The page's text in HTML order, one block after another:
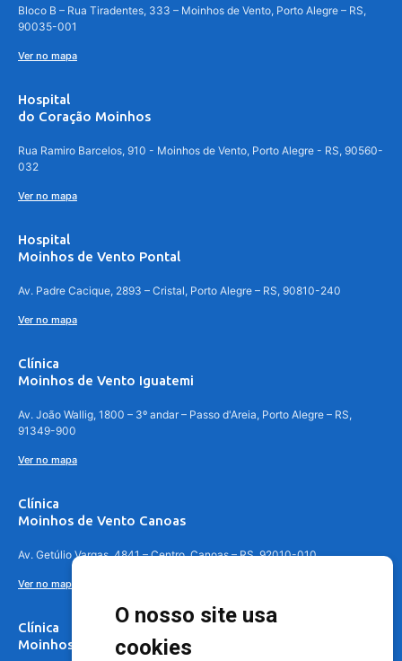
O nosso site usa
cookies
Bloco B – Rua Tiradentes, 333 – Moinhos de Vento, Porto Alegre – RS,
90035-001
Ver no mapa
Hospital
do Coração Moinhos
Rua Ramiro Barcelos, 910 - Moinhos de Vento, Porto Alegre - RS, 90560-
032
Ver no mapa
Hospital
Moinhos de Vento Pontal
Av. Padre Cacique, 2893 – Cristal, Porto Alegre – RS, 90810-240
Ver no mapa
Clínica
Moinhos de Vento Iguatemi
Av. João Wallig, 1800 – 3º andar – Passo d'Areia, Porto Alegre – RS,
91349-900
Ver no mapa
Clínica
Moinhos de Vento Canoas
Av. Getúlio Vargas, 4841 – Centro, Canoas – RS, 92010-010
Ver no mapa
Clínica
Moinhos de Vento - Teresópolis